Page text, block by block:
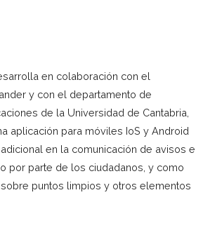
en colaboración con el
y con el departamento de
de la Universidad de Cantabria,
aplicación para móviles IoS y Android
en la comunicación de avisos e
por parte de los ciudadanos, y como
puntos limpios y otros elementos